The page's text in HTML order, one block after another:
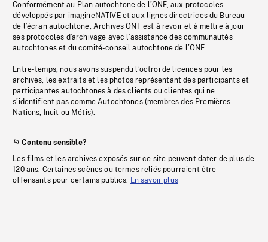
Conformément au Plan autochtone de l’ONF, aux protocoles
développés par imagineNATIVE et aux lignes directrices du Bureau
de l’écran autochtone, Archives ONF est à revoir et à mettre à jour
ses protocoles d’archivage avec l’assistance des communautés
autochtones et du comité-conseil autochtone de l’ONF.
Entre-temps, nous avons suspendu l’octroi de licences pour les
archives, les extraits et les photos représentant des participants et
participantes autochtones à des clients ou clientes qui ne
s’identifient pas comme Autochtones (membres des Premières
Nations, Inuit ou Métis).
Contenu sensible?
Les films et les archives exposés sur ce site peuvent dater de plus de
120 ans. Certaines scènes ou termes reliés pourraient être
offensants pour certains publics. En savoir plus